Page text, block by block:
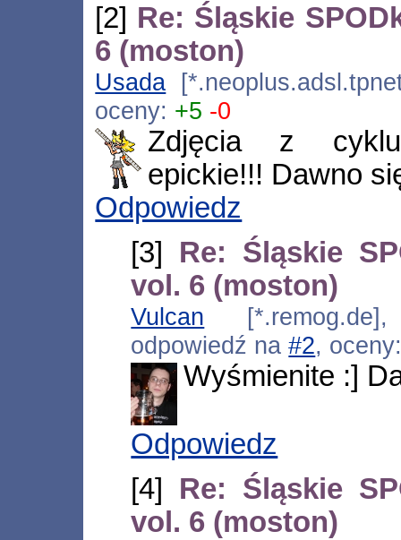
[2] Re: Śląskie
6 (moston)
Usada
oceny: +5 -0
Zdjęcia z cyklu
epickie!!! Dawno
Odpowiedz
[3] Re: Śląskie
vol. 6 (moston)
Vulcan
odpowiedź na#2,
Wyśmienite :]
Odpowiedz
[4] Re: Śląskie
vol. 6 (moston)